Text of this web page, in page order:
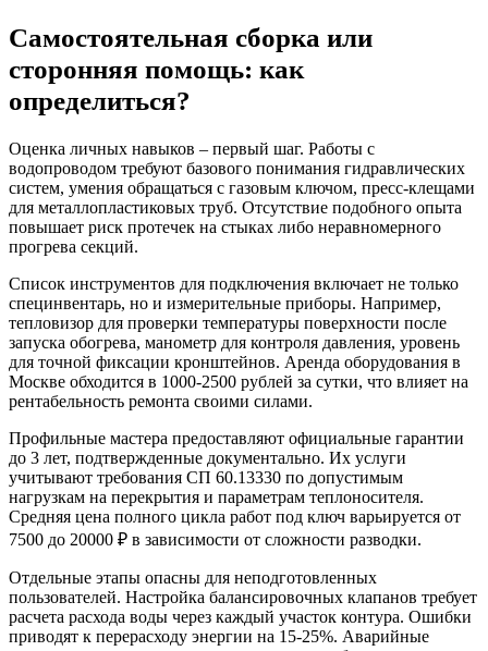
Самостоятельная сборка или
сторонняя помощь: как
определиться?
Оценка личных навыков – первый шаг. Работы с
водопроводом требуют базового понимания гидравлических
систем, умения обращаться с газовым ключом, пресс-клещами
для металлопластиковых труб. Отсутствие подобного опыта
повышает риск протечек на стыках либо неравномерного
прогрева секций.
Список инструментов для подключения включает не только
специнвентарь, но и измерительные приборы. Например,
тепловизор для проверки температуры поверхности после
запуска обогрева, манометр для контроля давления, уровень
для точной фиксации кронштейнов. Аренда оборудования в
Москве обходится в 1000-2500 рублей за сутки, что влияет на
рентабельность ремонта своими силами.
Профильные мастера предоставляют официальные гарантии
до 3 лет, подтвержденные документально. Их услуги
учитывают требования СП 60.13330 по допустимым
нагрузкам на перекрытия и параметрам теплоносителя.
Средняя цена полного цикла работ под ключ варьируется от
7500 до 20000 ₽ в зависимости от сложности разводки.
Отдельные этапы опасны для неподготовленных
пользователей. Настройка балансировочных клапанов требует
расчета расхода воды через каждый участок контура. Ошибки
приводят к перерасходу энергии на 15-25%. Аварийные